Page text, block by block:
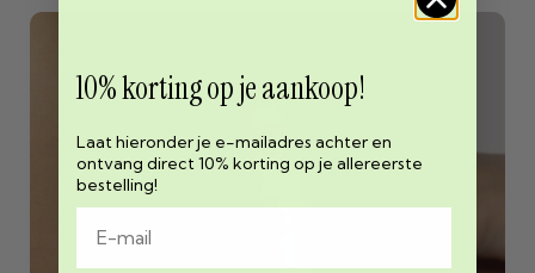
10% korting op je aankoop!
Laat hieronder je e-mailadres achter en
ontvang direct 10% korting op je allereerste
bestelling!